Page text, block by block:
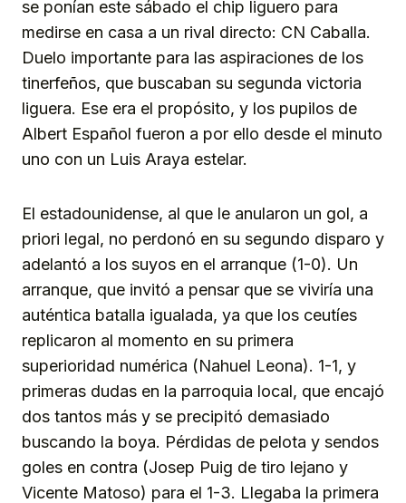
se ponían este sábado el chip liguero para
medirse en casa a un rival directo: CN Caballa.
Duelo importante para las aspiraciones de los
tinerfeños, que buscaban su segunda victoria
liguera. Ese era el propósito, y los pupilos de
Albert Español fueron a por ello desde el minuto
uno con un Luis Araya estelar.
El estadounidense, al que le anularon un gol, a
priori legal, no perdonó en su segundo disparo y
adelantó a los suyos en el arranque (1-0). Un
arranque, que invitó a pensar que se viviría una
auténtica batalla igualada, ya que los ceutíes
replicaron al momento en su primera
superioridad numérica (Nahuel Leona). 1-1, y
primeras dudas en la parroquia local, que encajó
dos tantos más y se precipitó demasiado
buscando la boya. Pérdidas de pelota y sendos
goles en contra (Josep Puig de tiro lejano y
Vicente Matoso) para el 1-3. Llegaba la primera